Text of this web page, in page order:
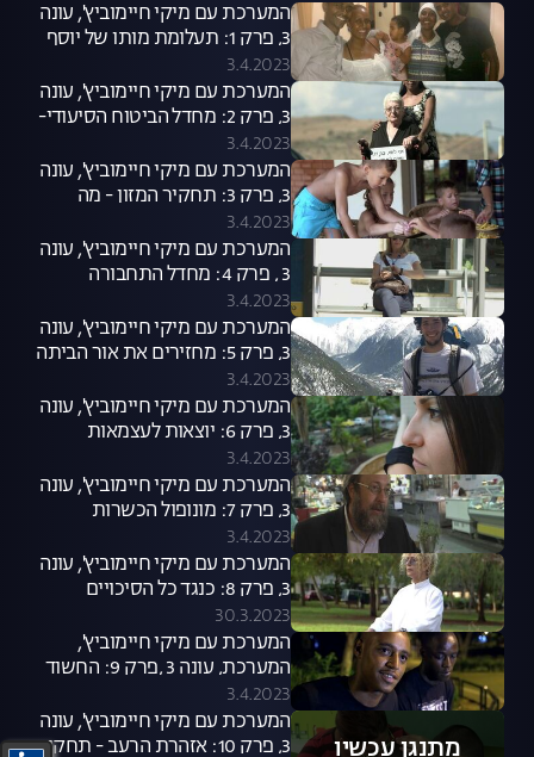
המערכת עם מיקי חיימוביץ', עונה
3, פרק 1: תעלומת מותו של יוסף
סלמסה
3.4.2023
המערכת עם מיקי חיימוביץ', עונה
3, פרק 2: מחדל הביטוח הסיעודי-
התחקיר המלא
3.4.2023
המערכת עם מיקי חיימוביץ', עונה
3, פרק 3: תחקיר המזון - מה
מסתתר באוכל שלנו?
3.4.2023
המערכת עם מיקי חיימוביץ', עונה
3 , פרק 4: מחדל התחבורה
הציבורית
3.4.2023
המערכת עם מיקי חיימוביץ', עונה
3, פרק 5: מחזירים את אור הביתה
3.4.2023
המערכת עם מיקי חיימוביץ', עונה
3, פרק 6: יוצאות לעצמאות
3.4.2023
המערכת עם מיקי חיימוביץ', עונה
3, פרק 7: מונופול הכשרות
3.4.2023
המערכת עם מיקי חיימוביץ', עונה
3, פרק 8: כנגד כל הסיכויים
30.3.2023
המערכת עם מיקי חיימוביץ',
המערכת, עונה 3 ,פרק 9: החשוד
המיידי
3.4.2023
מתנגן עכשיו
המערכת עם מיקי חיימוביץ', עונה
3, פרק 10: אזהרת הרעב - תחקיר